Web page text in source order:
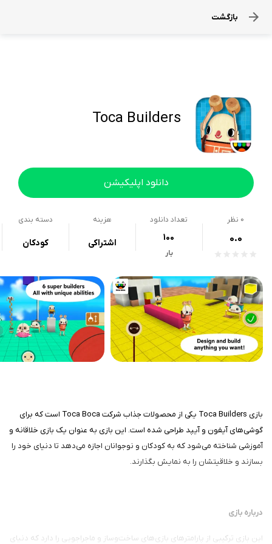
بازگشت
Toca Builders
دانلود اپلیکیشن
0 نظر
0.0
تعداد دانلود
100
بار
هزینه
اشتراکی
دسته بندی
کودکان
بازی Toca Builders یکی از محصولات جذاب شرکت Toca Boca است که برای
گوشی‌های آیفون و آیپد طراحی شده است. این بازی به عنوان یک بازی خلاقانه و
آموزشی شناخته می‌شود که به کودکان و نوجوانان اجازه می‌دهد تا دنیای خود را
بسازند و خلاقیتشان را به نمایش بگذارند.
درباره بازی
این بازی ترکیبی از پارامترهای بازی‌های ساخت‌وساز و ماجراجویی را دارد که دنیای